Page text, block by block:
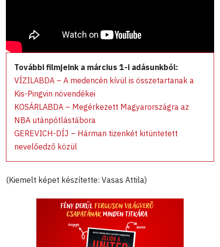
További filmjeink a március 1-i adásunkból:
VÍZILABDA – A medencén kívül is összetartanak a
Kis-Pingvin növendékei
KOSÁRLABDA – Megérkezett Magyarországra az
NBA utánpótlástábora
GEREVICH-DÍJ – Hárman tizenkét kitüntetett
nevelőedző közül
(Kiemelt képet készítette: Vasas Attila)